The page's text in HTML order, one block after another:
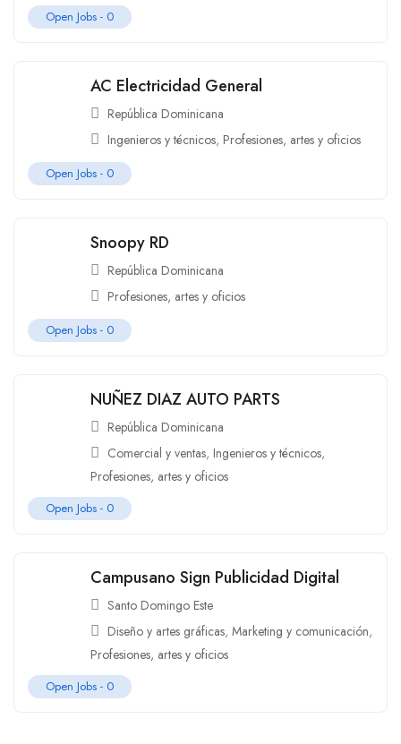
Open Jobs - 0
AC Electricidad General
República Dominicana
Ingenieros y técnicos, Profesiones, artes y oficios
Open Jobs - 0
Snoopy RD
República Dominicana
Profesiones, artes y oficios
Open Jobs - 0
NUÑEZ DIAZ AUTO PARTS
República Dominicana
Comercial y ventas, Ingenieros y técnicos,
Profesiones, artes y oficios
Open Jobs - 0
Campusano Sign Publicidad Digital
Santo Domingo Este
Diseño y artes gráficas, Marketing y comunicación,
Profesiones, artes y oficios
Open Jobs - 0